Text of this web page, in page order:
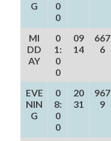
G
0
0
MI
DD
AY
0
1:
0
0
09
14
667
6
EVE
NIN
G
0
8:
0
0
20
31
967
9